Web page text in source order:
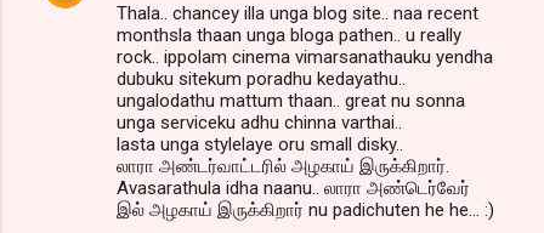
Thala.. chancey illa unga blog site.. naa recent
monthsla thaan unga bloga pathen.. u really
rock.. ippolam cinema vimarsanathauku yendha
dubuku sitekum poradhu kedayathu..
ungalodathu mattum thaan.. great nu sonna
unga serviceku adhu chinna varthai..
lasta unga stylelaye oru small disky..
லாரா அண்டர்வாட்டரில் அழகாய் இருக்கிறார்.
Avasarathula idha naanu.. லாரா அண்டெர்வேர்
இல் அழகாய் இருக்கிறார் nu padichuten he he... :)